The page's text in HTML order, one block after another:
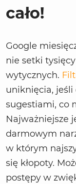
cało!
Google
nie setki
wytycznych.
uniknięcia, jeśli
sugestiami, co
Najważniejsze
darmowym
w którym
się kłopoty.
postępy w